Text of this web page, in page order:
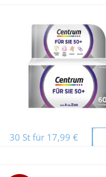
30 St für 17,99 €